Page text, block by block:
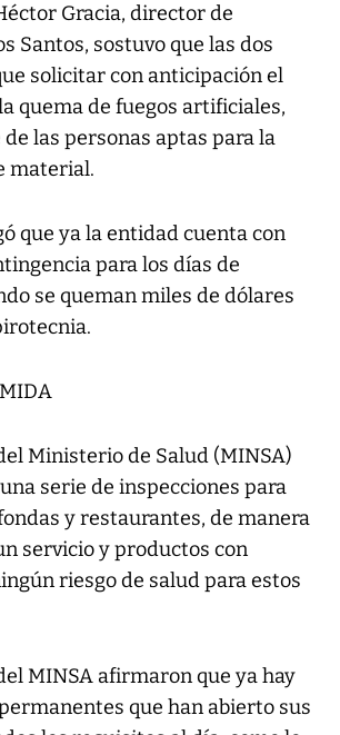
Gracia, director de
Santos, sostuvo que las dos
solicitar con anticipación el
quema de fuegos artificiales,
las personas aptas para la
material.
que ya la entidad cuenta con
para los días de
se queman miles de dólares
Ministerio de Salud (MINSA)
serie de inspecciones para
y restaurantes, de manera
servicio y productos con
riesgo de salud para estos
MINSA afirmaron que ya hay
que han abierto sus